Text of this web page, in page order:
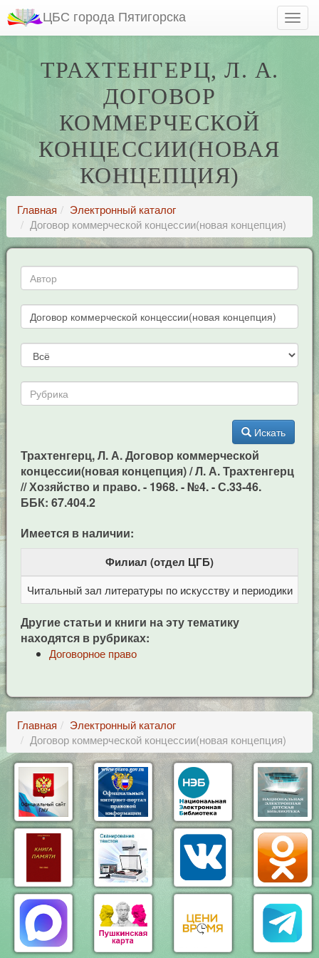
ЦБС города Пятигорска
ТРАХТЕНГЕРЦ, Л. А.
ДОГОВОР
КОММЕРЧЕСКОЙ
КОНЦЕССИИ(НОВАЯ
КОНЦЕПЦИЯ)
Главная
Электронный каталог
Договор коммерческой концессии(новая концепция)
Искать
Трахтенгерц, Л. А. Договор коммерческой
концессии(новая концепция) / Л. А. Трахтенгерц
// Хозяйство и право. - 1968. - №4. - С.33-46.
ББК: 67.404.2
Имеется в наличии:
Филиал (отдел ЦГБ)
Читальный зал литературы по искусству и периодики
Другие статьи и книги на эту тематику
находятся в рубриках:
Договорное право
Главная
Электронный каталог
Договор коммерческой концессии(новая концепция)